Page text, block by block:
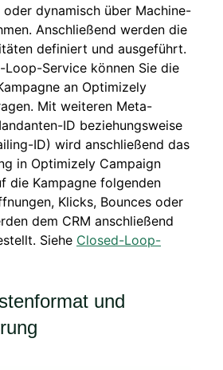
dynamisch über Machine-
Anschließend werden die
definiert und ausgeführt.
Loop-Service können Sie die
an Optimizely
Mit weiteren Meta-
ID beziehungsweise
ID) wird anschließend das
in Optimizely Campaign
die Kampagne folgenden
Klicks, Bounces oder
dem CRM anschließend
Siehe Closed-Loop-
und